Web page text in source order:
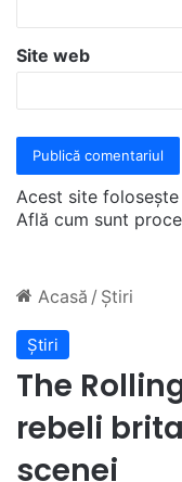
Site web
Acest site
Află cum sunt